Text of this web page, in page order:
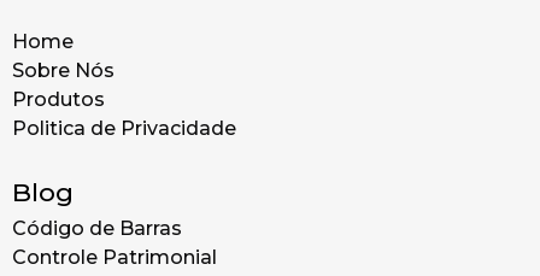
Home
Sobre Nós
Produtos
Politica de Privacidade
Blog
Código de Barras
Controle Patrimonial